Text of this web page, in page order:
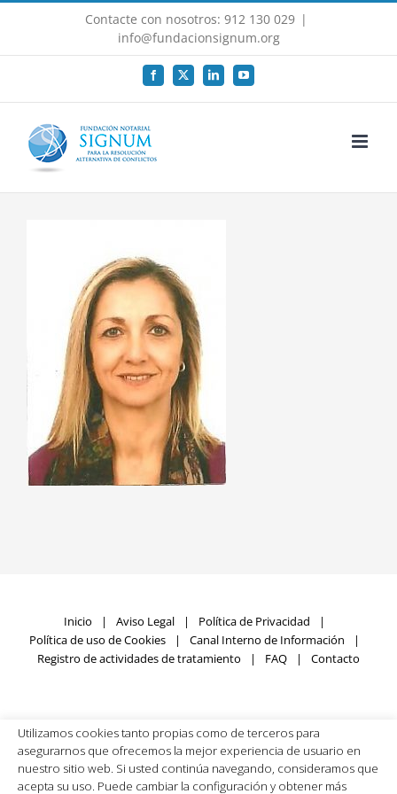
Saltar
Contacte con nosotros: 912 130 029 |
info@fundacionsignum.org
Facebook
X LinkedInYouTube
Inicio Aviso Legal
Política de Privacidad
Política de uso de Cookies
Canal Interno de Información
Registro de actividades de tratamiento
FAQ Contacto
Fundación SIGNUM © Copyright2026 | Todos los derechos
reservados | Desarrollado porRumpelstinski
Utilizamos cookies tanto propias como de terceros para
asegurarnos que ofrecemos la mejor experiencia de usuario en
nuestro sitio web. Si usted continúa navegando, consideramos que
acepta su uso. Puede cambiar la configuración y obtener más